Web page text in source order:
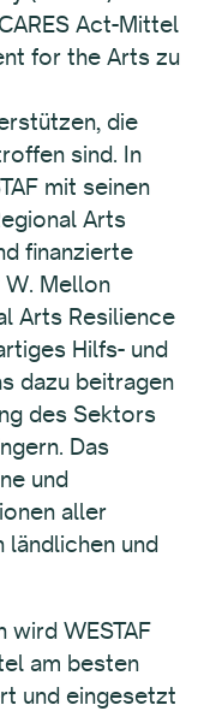
Act-Mittel
for the Arts zu
die
sind. In
mit seinen
Arts
finanzierte
Mellon
Arts Resilience
Hilfs- und
dazu beitragen
des Sektors
Das
und
aller
ländlichen und
wird WESTAF
am besten
und eingesetzt